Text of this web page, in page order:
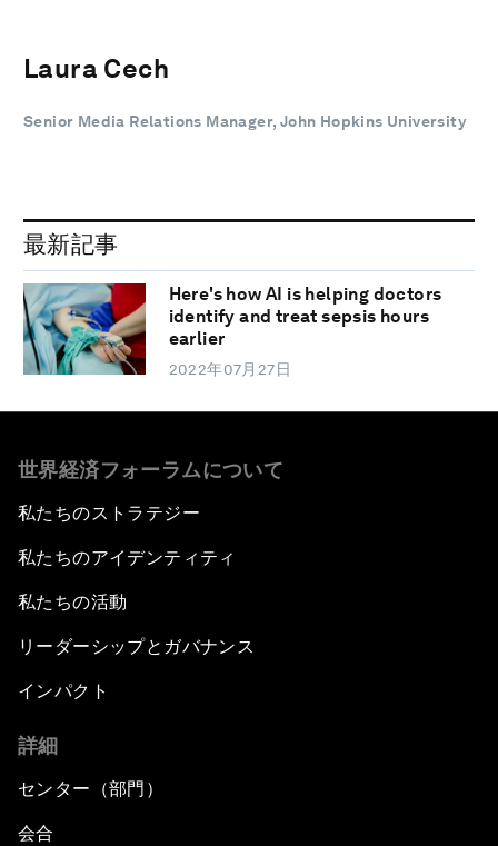
Laura Cech
Senior Media Relations Manager, John Hopkins University
最新記事
Here's how AI is helping doctors
identify and treat sepsis hours
earlier
2022年07月27日
世界経済フォーラムについて
私たちのストラテジー
私たちのアイデンティティ
私たちの活動
リーダーシップとガバナンス
インパクト
詳細
センター（部門）
会合